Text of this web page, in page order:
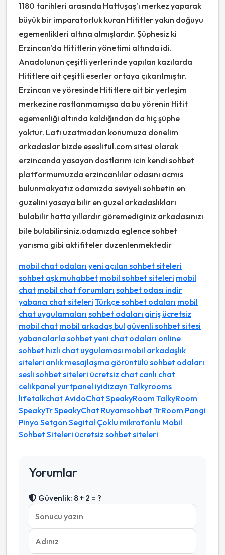
1180 tarihleri arasında Hattuşaş'ı merkez yaparak
büyük bir imparatorluk kuran Hititler yakın doğuyu
egemenlikleri altına almışlardır. Şüphesiz ki
Erzincan'da Hititlerin yönetimi altında idi.
Anadolunun çeşitli yerlerinde yapılan kazılarda
Hititlere ait çeşitli eserler ortaya çıkarılmıştır.
Erzincan ve yöresinde Hititlere ait bir yerleşim
merkezine rastlanmamışsa da bu yörenin Hitit
egemenliği altında kaldığından da hiç şüphe
yoktur. Lafı uzatmadan konumuza donelim
arkadaslar bizde esesliful.com sitesi olarak
erzincanda yasayan dostlarım icin kendi sohbet
platformumuzda erzincanlılar odasını acmıs
bulunmakyatız odamızda seviyeli sohbetin en
guzelini yasaya bilir en guzel arkadaslıkları
bulabilir hatta yıllardır göremediginiz arkadasınızı
bile bulabilirsiniz.odamızda eglence sohbet
yarısma gibi aktifiteler duzenlenmektedir
mobil chat odaları yeni açılan sohbet siteleri
sohbet aşk muhabbet mobil sohbet siteleri mobil
chat mobil chat forumları sohbet odası indir
yabancı chat siteleri Türkçe sohbet odaları mobil
chat uygulamaları sohbet odaları giriş ücretsiz
mobil chat mobil arkadaş bul güvenli sohbet sitesi
yabancılarla sohbetyeni chat odaları online
sohbet hızlı chat uygulaması mobil arkadaşlık
siteleri anlık mesajlaşma görüntülü sohbet odaları
sesli sohbet siteleri ücretsiz chat canlı chat
celikpanel yurtpanel iyidizayn Talkyrooms
lifetalkchat AvidoChatSpeakyRoom TalkyRoom
SpeakyTrSpeakyChat RuyamsohbetTrRoom Pangi
Pinyo Setgon Segital Çoklu mikrofonlu Mobil
Sohbet Siteleri ücretsiz sohbet siteleri
Yorumlar
Güvenlik: 8 + 2 = ?